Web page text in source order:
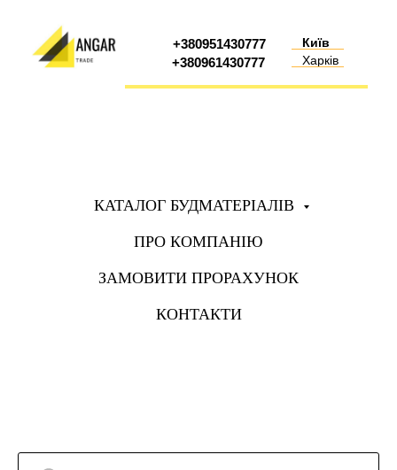
+380961430777
+380951430777
Київ
Харків
КАТАЛОГ БУДМАТЕРІАЛІВ
ПРО КОМПАНІЮ
ЗАМОВИТИ ПРОРАХУНОК
КОНТАКТИ